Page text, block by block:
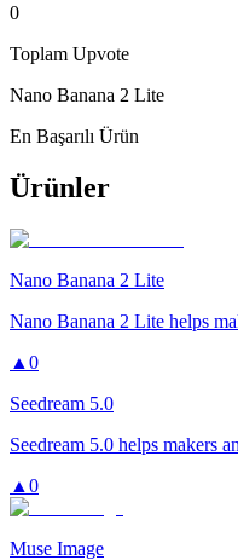
0
Toplam Upvote
Nano Banana 2 Lite
En Başarılı Ürün
Ürünler
Nano Banana 2 Lite
Nano Banana 2 Lite helps
▲ 0
Seedream 5.0
Seedream 5.0 helps makers
▲ 0
Muse Image